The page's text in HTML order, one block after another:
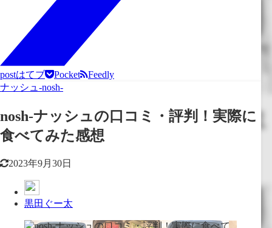
postはてブ Pocket
Feedly
ナッシュ-nosh-
nosh-ナッシュの口コミ・評判！実際に
食べてみた感想
2023年9月30日
黒田ぐー太